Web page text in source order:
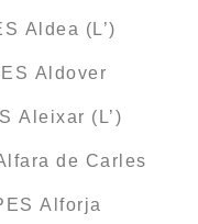
Aldea (L’)
Aldover
Aleixar (L’)
de Carles
Alforja